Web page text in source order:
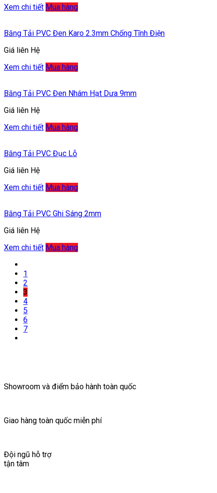
Xem chi tiết Mua hàng
Băng Tải PVC Đen Karo 2.3mm Chống Tĩnh Điện
Giá liên Hệ
Xem chi tiết Mua hàng
Băng Tải PVC Đen Nhám Hạt Dưa 9mm
Giá liên Hệ
Xem chi tiết Mua hàng
Băng Tải PVC Đục Lỗ
Giá liên Hệ
Xem chi tiết Mua hàng
Băng Tải PVC Ghi Sáng 2mm
Giá liên Hệ
Xem chi tiết Mua hàng
1
2
3
4
5
6
7
Showroom và điểm bảo hành toàn quốc
Giao hàng toàn quốc miễn phí
Đội ngũ hỗ trợ
tận tâm